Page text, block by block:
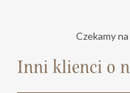
Czekamy
Inni klienci o